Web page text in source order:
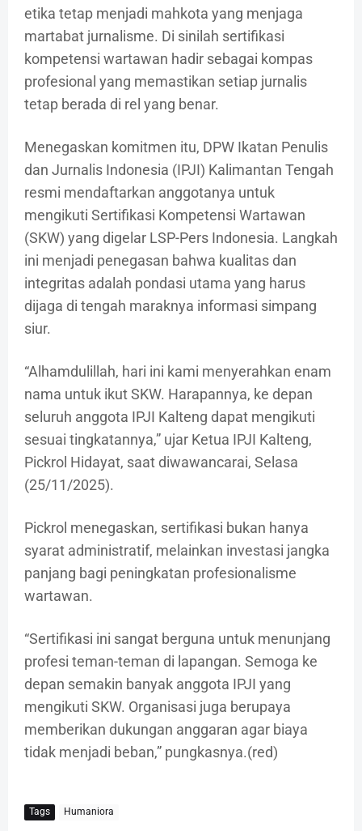
etika tetap menjadi mahkota yang menjaga
martabat jurnalisme. Di sinilah sertifikasi
kompetensi wartawan hadir sebagai kompas
profesional yang memastikan setiap jurnalis
tetap berada di rel yang benar.
Menegaskan komitmen itu, DPW Ikatan Penulis
dan Jurnalis Indonesia (IPJI) Kalimantan Tengah
resmi mendaftarkan anggotanya untuk
mengikuti Sertifikasi Kompetensi Wartawan
(SKW) yang digelar LSP-Pers Indonesia. Langkah
ini menjadi penegasan bahwa kualitas dan
integritas adalah pondasi utama yang harus
dijaga di tengah maraknya informasi simpang
siur.
“Alhamdulillah, hari ini kami menyerahkan enam
nama untuk ikut SKW. Harapannya, ke depan
seluruh anggota IPJI Kalteng dapat mengikuti
sesuai tingkatannya,” ujar Ketua IPJI Kalteng,
Pickrol Hidayat, saat diwawancarai, Selasa
(25/11/2025).
Pickrol menegaskan, sertifikasi bukan hanya
syarat administratif, melainkan investasi jangka
panjang bagi peningkatan profesionalisme
wartawan.
“Sertifikasi ini sangat berguna untuk menunjang
profesi teman-teman di lapangan. Semoga ke
depan semakin banyak anggota IPJI yang
mengikuti SKW. Organisasi juga berupaya
memberikan dukungan anggaran agar biaya
tidak menjadi beban,” pungkasnya.(red)
Tags Humaniora